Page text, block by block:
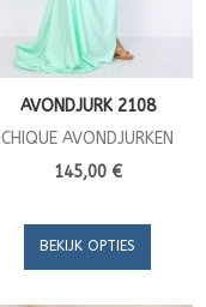
AVONDJURK 2108
CHIQUE AVONDJURKEN
145,00 €
BEKIJK OPTIES